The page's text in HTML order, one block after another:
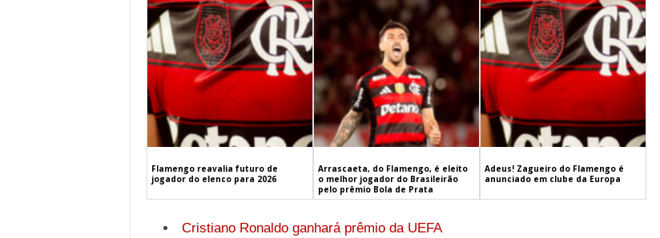
Flamengo reavalia futuro de
jogador do elenco para 2026
Arrascaeta, do Flamengo, é eleito
o melhor jogador do Brasileirão
pelo prêmio Bola de Prata
Adeus! Zagueiro do Flamengo é
anunciado em clube da Europa
Cristiano Ronaldo ganhará prêmio da UEFA